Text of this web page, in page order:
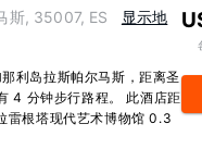
斯, 35007, ES
显示地
利岛拉斯帕尔马斯，距离圣
4 分钟步行路程。 此酒店距
雷根塔现代艺术博物馆 0.3